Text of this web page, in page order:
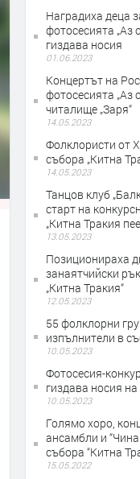
Наградиха деца
фотосесията „Аз
гиздава носия
01.06.2023
Концертът на
фотосесията „Аз
читалище „Заря“
14.05.2023
Фолклористи от
събора „Китна
14.05.2023
Танцов клуб
старт на
„Китна Тракия
13.05.2023
Позиционираха
занаятчийски
„Китна Тракия“
12.05.2023
55 фолклорни
изпълнители в
10.05.2023
Фотосесия-
гиздава носия
10.05.2023
Голямо хоро,
ансамбли и
събора “Китна
15.05.2022